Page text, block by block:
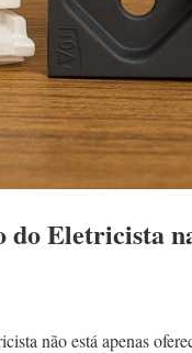
do Eletricista
não está apenas